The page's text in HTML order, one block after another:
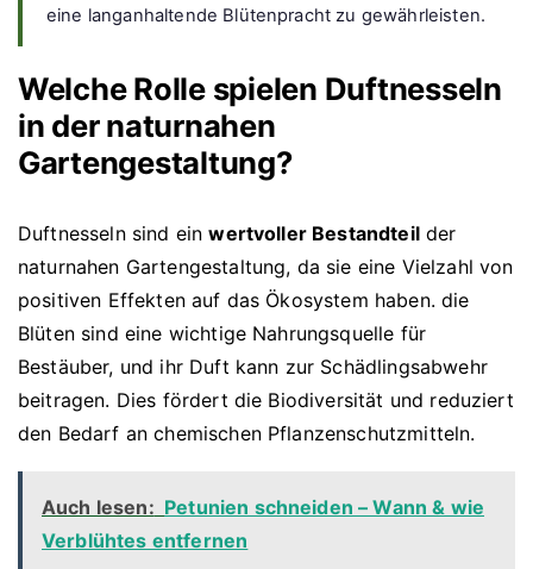
eine langanhaltende Blütenpracht zu gewährleisten.
Welche Rolle spielen Duftnesseln
in der naturnahen
Gartengestaltung?
Duftnesseln sind einwertvoller Bestandteilder
naturnahen Gartengestaltung, da sie eine Vielzahl von
positiven Effekten auf das Ökosystem haben. die
Blüten sind eine wichtige Nahrungsquelle für
Bestäuber, und ihr Duft kann zur Schädlingsabwehr
beitragen. Dies fördert die Biodiversität und reduziert
den Bedarf an chemischen Pflanzenschutzmitteln.
Auch lesen: Petunien schneiden – Wann & wie
Verblühtes entfernen